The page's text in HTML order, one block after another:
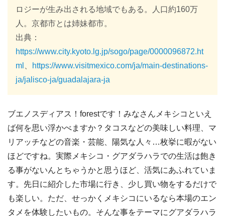
ロジーが生み出される地域でもある。人口約160万
人。京都市とは姉妹都市。
出典：
https://www.city.kyoto.lg.jp/sogo/page/0000096872.ht
ml
https://www.visitmexico.com/ja/main-destinations-
ja/jalisco-ja/guadalajara-ja
ブエノスディアス！forestです！みなさんメキシコといえ
ば何を思い浮かべますか？タコスなどの美味しい料理、マ
リアッチなどの音楽・芸能、陽気な人々…枚挙に暇がない
ほどですね。実際メキシコ・グアダラハラでの生活は飽き
る事がないんとちゃうかと思うほど、活気にあふれていま
す。先日に紹介した市場に行き、少し買い物をするだけで
も楽しい。ただ、せっかくメキシコにいるなら本場のエン
タメを体験したいもの。そんな事をテーマにグアダラハラ